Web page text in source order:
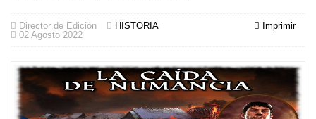
Imprimir
Director de Edición
HISTORIA
02 Agosto 2022